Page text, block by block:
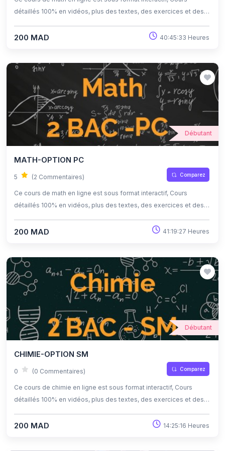
détaillés 100% en vidéos, plus des textes, des exercices et des
d'apprendre à son propre rythme grâce à l'auto-apprentissage et
200 MAD 40:45:33 Heures
Débutant
MATH-OPTION PC
5 (2 Commentaires) Comparez
Ce cours de math en ligne est sous format interactif, Cours
détaillés 100% en vidéos, plus des textes, des exercices et des
d'apprendre à son propre rythme grâce à l'auto-apprentissage et
200 MAD 41:19:27 Heures
Débutant
CHIMIE-OPTION SM
0 (0 Commentaires) Comparez
Ce cours de chimie en ligne est sous format interactif, Cours
détaillés 100% en vidéos, plus des textes, des exercices et des
d'apprendre à son propre rythme grâce à l'auto-apprentissage et
200 MAD 14:25:16 Heures